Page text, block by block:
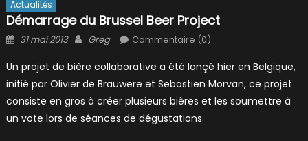
Actualités
Démarrage du Brussel Beer Project
Posted
31 mai 2013 Author
Greg Commentaire (0)
Un projet de bière collaborative a été lançé hier en Belgique,
initié par Olivier de Brauwere et Sebastien Morvan, ce projet
consiste en gros à créer plusieurs bières et les soumettre à
un vote lors de séances de dégustations.